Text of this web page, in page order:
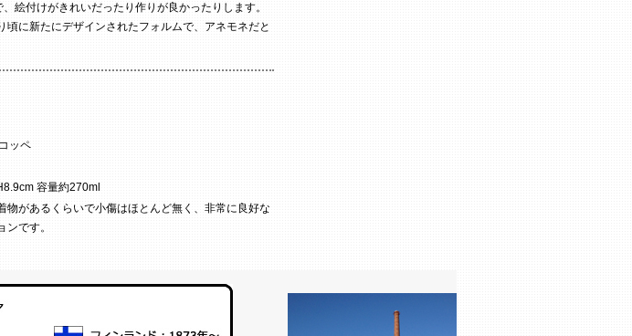
絵付けがきれいだったり作りが良かったりします。
に新たにデザインされたフォルムで、アネモネだと
ッペ
容量約270ml
物があるくらいで小傷はほとんど無く、非常に良好な
ンです。